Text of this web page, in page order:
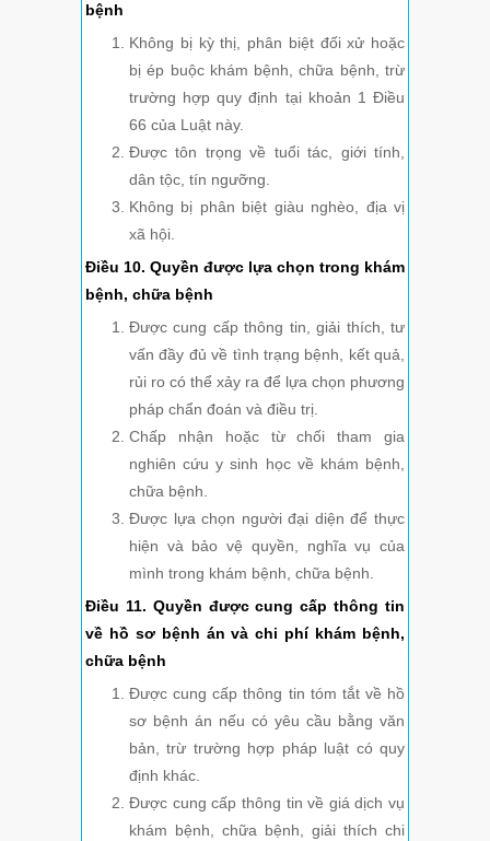
bệnh
Không bị kỳ thị, phân biệt đối xử hoặc
bị ép buộc khám bệnh, chữa bệnh, trừ
trường hợp quy định tại khoản 1 Điều
66 của Luật này.
Được tôn trọng về tuổi tác, giới tính,
dân tộc, tín ngưỡng.
Không bị phân biệt giàu nghèo, địa vị
xã hội.
Điều 10. Quyền được lựa chọn trong khám
bệnh, chữa bệnh
Được cung cấp thông tin, giải thích, tư
vấn đầy đủ về tình trạng bệnh, kết quả,
rủi ro có thể xảy ra để lựa chọn phương
pháp chẩn đoán và điều trị.
Chấp nhận hoặc từ chối tham gia
nghiên cứu y sinh học về khám bệnh,
chữa bệnh.
Được lựa chọn người đại diện để thực
hiện và bảo vệ quyền, nghĩa vụ của
mình trong khám bệnh, chữa bệnh.
Điều 11. Quyền được cung cấp thông tin
về hồ sơ bệnh án và chi phí khám bệnh,
chữa bệnh
Được cung cấp thông tin tóm tắt về hồ
sơ bệnh án nếu có yêu cầu bằng văn
bản, trừ trường hợp pháp luật có quy
định khác.
Được cung cấp thông tin về giá dịch vụ
khám bệnh, chữa bệnh, giải thích chi